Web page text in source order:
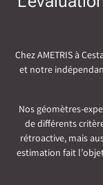
Chez AMETRIS à
et notre
Nos géomètres-
de différents
rétroactive, mais
estimation fait